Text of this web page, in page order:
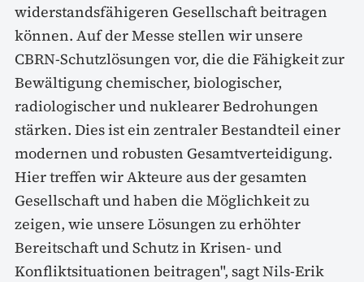
widerstandsfähigeren Gesellschaft beitragen
können. Auf der Messe stellen wir unsere
CBRN-Schutzlösungen vor, die die Fähigkeit zur
Bewältigung chemischer, biologischer,
radiologischer und nuklearer Bedrohungen
stärken. Dies ist ein zentraler Bestandteil einer
modernen und robusten Gesamtverteidigung.
Hier treffen wir Akteure aus der gesamten
Gesellschaft und haben die Möglichkeit zu
zeigen, wie unsere Lösungen zu erhöhter
Bereitschaft und Schutz in Krisen- und
Konfliktsituationen beitragen", sagt Nils-Erik